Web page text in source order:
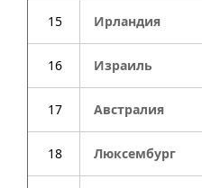
15 Ирландия
16 Израиль
17 Австралия
18 Люксембург